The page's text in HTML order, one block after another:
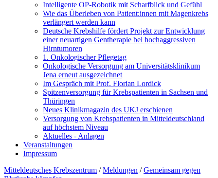
Intelligente OP-Robotik mit Scharfblick und Gefühl
Wie das Überleben von Patient:innen mit Magenkrebs
verlängert werden kann
Deutsche Krebshilfe fördert Projekt zur Entwicklung
einer neuartigen Gentherapie bei hochaggressiven
Hirntumoren
1. Onkologischer Pflegetag
Onkologische Versorgung am Universitätsklinikum
Jena erneut ausgezeichnet
Im Gespräch mit Prof. Florian Lordick
Spitzenversorgung für Krebspatienten in Sachsen und
Thüringen
Neues Klinikmagazin des UKJ erschienen
Versorgung von Krebspatienten in Mitteldeutschland
auf höchstem Niveau
Aktuelles - Anlagen
Veranstaltungen
Impressum
Mitteldeutsches Krebszentrum /Meldungen /Gemeinsam gegen